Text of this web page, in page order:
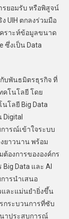
ยอมรับ หรือพิสูจน์
UIH ตกลงร่วมมือ
ราะห์ข้อมูลขนาด
ซึ่งเป็น Data
พันธมิตรธุรกิจ ที่
โนโลยี โดย
โลยี Big Data
Digital
ารณ์เข้าใจระบบ
ยาวนาน พร้อม
องการขององค์กร
Data และ AI
ารนำเสนอ
และแม่นยำยิ่งขึ้น
กระบวนการที่ซับ
าประสบการณ์